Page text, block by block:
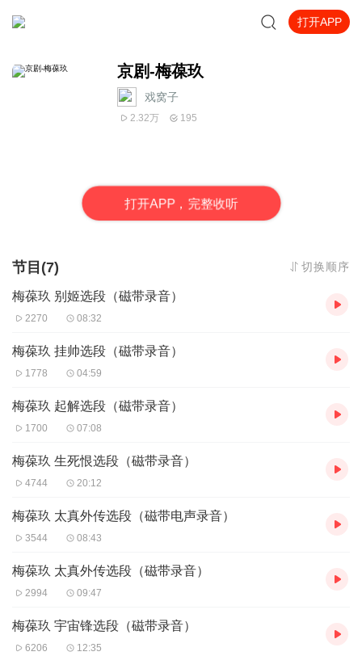
打开APP
京剧-梅葆玖
戏窝子
2.32万 195
打开APP，完整收听
节目(7) 切换顺序
梅葆玖 别姬选段（磁带录音）
2270 08:32
梅葆玖 挂帅选段（磁带录音）
1778 04:59
梅葆玖 起解选段（磁带录音）
1700 07:08
梅葆玖 生死恨选段（磁带录音）
4744 20:12
梅葆玖 太真外传选段（磁带电声录音）
3544 08:43
梅葆玖 太真外传选段（磁带录音）
2994 09:47
梅葆玖 宇宙锋选段（磁带录音）
6206 12:35